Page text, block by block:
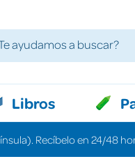
Libros
Recíbelo en 24/48